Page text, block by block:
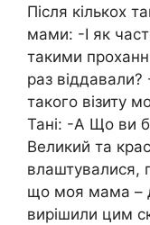
Після кількох
мами: -І як
такими
раз віддавали?
такого візиту
Тані: -А Що ви
Великий та
влаштувалися,
що моя мама –
вирішили цим